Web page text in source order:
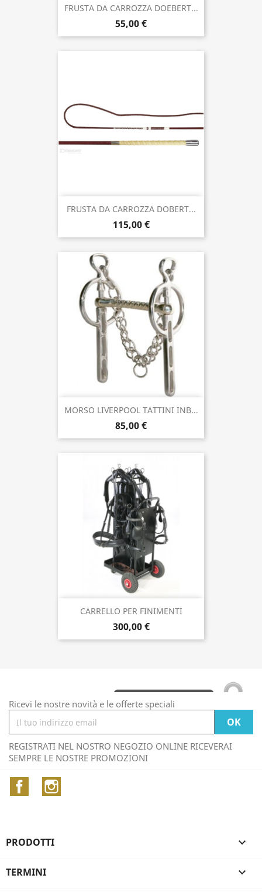
FRUSTA DA CARROZZA DOEBERT...
55,00 €
FRUSTA DA CARROZZA DOBERT...
115,00 €
MORSO LIVERPOOL TATTINI INB...
85,00 €
CARRELLO PER FINIMENTI
300,00 €
Ricevi le nostre novità e le offerte speciali
REGISTRATI NEL NOSTRO NEGOZIO ONLINE RICEVERAI
SEMPRE LE NOSTRE PROMOZIONI
Facebook
PRODOTTI 
TERMINI 